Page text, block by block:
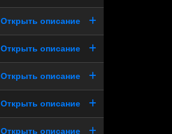
Открыть описание
Открыть описание
Открыть описание
Открыть описание
Открыть описание